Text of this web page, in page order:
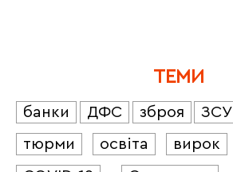
ТЕМИ
банки ДФС зброя ЗСУ
тюрми
освіта вирок